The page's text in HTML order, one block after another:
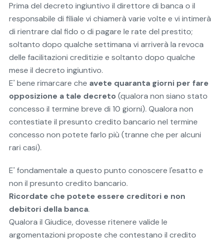
Prima del decreto ingiuntivo il direttore di banca o il
responsabile di filiale vi chiamerà varie volte e vi intimerà
di rientrare dal fido o di pagare le rate del prestito;
soltanto dopo qualche settimana vi arriverà la revoca
delle facilitazioni creditizie e soltanto dopo qualche
mese il decreto ingiuntivo.
E' bene rimarcare che avete quaranta giorni per fare
opposizione a tale decreto (qualora non siano stato
concesso il termine breve di 10 giorni). Qualora non
contestiate il presunto credito bancario nel termine
concesso non potete farlo più (tranne che per alcuni
rari casi).
E' fondamentale a questo punto conoscere l'esatto e
non il presunto credito bancario.
Ricordate che potete essere creditori e non
debitori della banca.
Qualora il Giudice, dovesse ritenere valide le
argomentazioni proposte che contestano il credito